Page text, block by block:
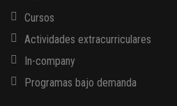
Cursos
Actividades extracurriculares
In-company
Programas bajo demanda